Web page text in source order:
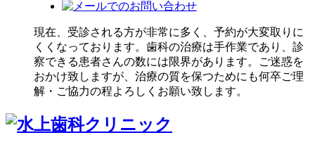
現在、受診される方が非常に多く、予約が大変取りに
くくなっております。歯科の治療は手作業であり、診
察できる患者さんの数には限界があります。ご迷惑を
おかけ致しますが、治療の質を保つためにも何卒ご理
解・ご協力の程よろしくお願い致します。